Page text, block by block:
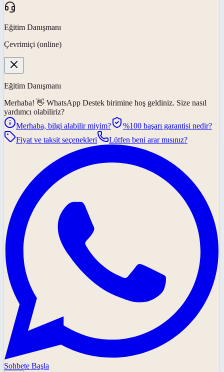
Eğitim Danışmanı
Çevrimiçi (online)
Eğitim Danışmanı
Merhaba! 👋 WhatsApp Destek birimine hoş geldiniz. Size nasıl
yardımcı olabiliriz?
Merhaba, bilgi alabilir miyim?
%100 başarı garantisi nedir?
Fiyat ve taksit seçenekleri
Lütfen beni arar mısınız?
Sohbete Başla